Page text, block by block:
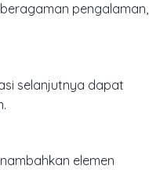
pengalaman,
selanjutnya dapat
elemen